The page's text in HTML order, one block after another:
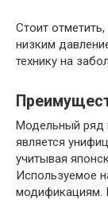
Стоит
низким
технику на
Модельный ряд
является
учитывая
Используемое
модификациям.